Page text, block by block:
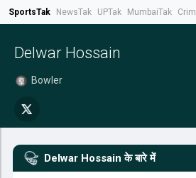
SportsTak NewsTak UPTak MumbaiTak
Delwar Hossain
Bowler
Delwar Hossain के बारे में